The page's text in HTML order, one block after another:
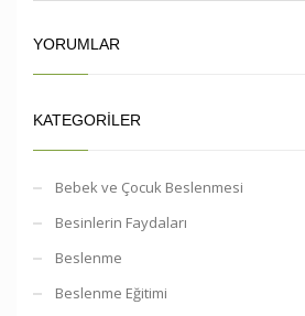
YORUMLAR
KATEGORILER
Bebek ve Çocuk Beslenmesi
Besinlerin Faydaları
Beslenme
Beslenme Eğitimi